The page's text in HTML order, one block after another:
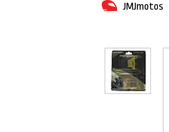
JMJmotos